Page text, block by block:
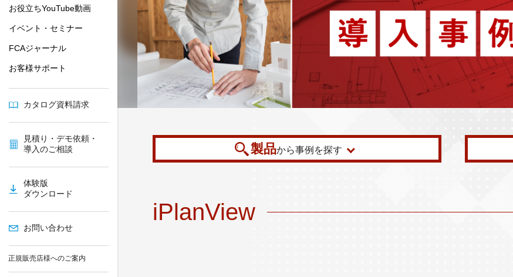
お役立ちYouTube動画
イベント・セミナー
FCAジャーナル
お客様サポート
カタログ資料請求
見積り・デモ依頼・
導入のご相談
体験版
ダウンロード
お問い合わせ
正規販売店様へのご案内
製品から事例を探す
iPlanView